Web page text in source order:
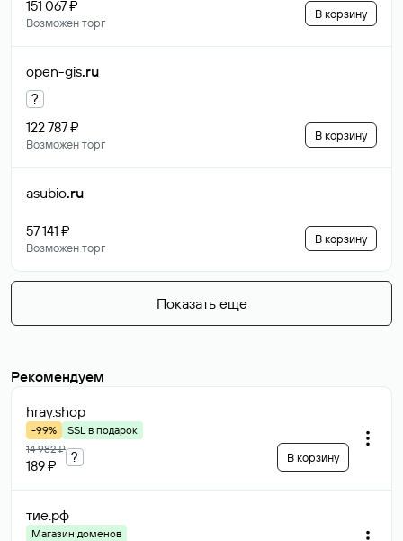
151 067 ₽
Возможен торг
В корзину
open-gis.ru
?
122 787 ₽
Возможен торг
В корзину
asubio.ru
57 141 ₽
Возможен торг
В корзину
Показать еще
Рекомендуем
hray.shop
-99%
SSL в подарок
14 982 ₽
189 ₽
? В корзину
тие.рф
Магазин доменов